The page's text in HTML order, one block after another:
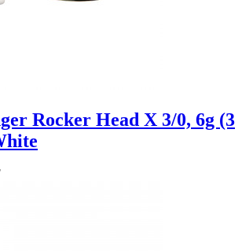
Rocker Head X 3/0, 6g (3